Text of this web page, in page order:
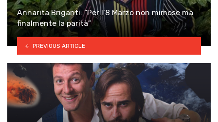
Annarita Briganti: “Per l’8 Marzo non mimose ma
finalmente la parità”
PREVIOUS ARTICLE